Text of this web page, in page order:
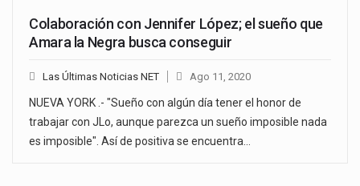
Colaboración con Jennifer López; el sueño que
Amara la Negra busca conseguir
Las Últimas Noticias NET Ago 11, 2020
NUEVA YORK .- "Sueño con algún día tener el honor de
trabajar con JLo, aunque parezca un sueño imposible nada
es imposible". Así de positiva se encuentra…